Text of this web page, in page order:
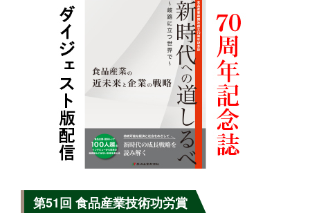
第51回 食品産業技術功労賞